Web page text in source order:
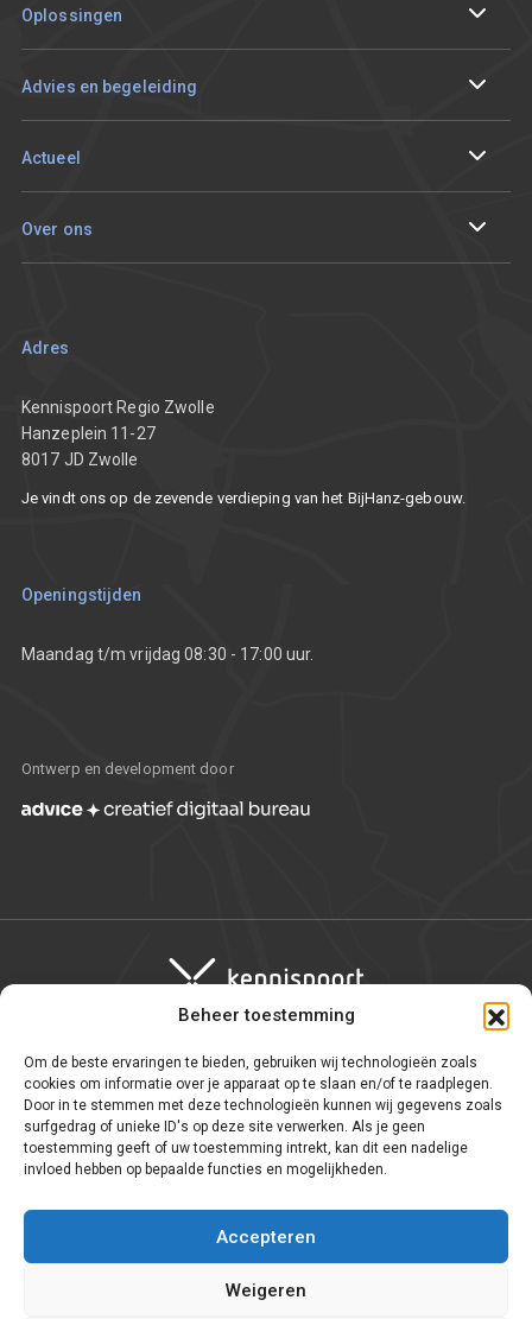
Beheer toestemming
Om de beste ervaringen te bieden, gebruiken wij technologieën zoals
cookies om informatie over je apparaat op te slaan en/of te raadplegen.
Door in te stemmen met deze technologieën kunnen wij gegevens zoals
surfgedrag of unieke ID's op deze site verwerken. Als je geen
toestemming geeft of uw toestemming intrekt, kan dit een nadelige
invloed hebben op bepaalde functies en mogelijkheden.
Accepteren
Weigeren
Oplossingen
Digitaliseren
Advies en begeleiding
Aan de slag met mijn vraagstuk
Actueel
Over ons
Team
Partners
Vacatures
Adres
Kennispoort Regio Zwolle
Hanzeplein 11-27
8017 JD Zwolle
Je vindt ons op de zevende verdieping van het BijHanz-gebouw.
Openingstijden
Maandag t/m vrijdag 08:30 - 17:00 uur.
Ontwerp en development door
Algemene voorwaarden
Privacy statement
WNT
Cookie-instellingen